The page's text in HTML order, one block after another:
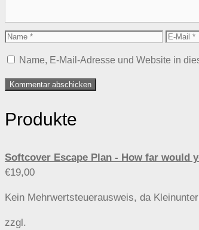
Name
E-
Name, E-Mail-Adresse und Website in
Produkte
Softcover Escape Plan - How far would
€19,00
Kein Mehrwertsteuerausweis, da
zzgl.